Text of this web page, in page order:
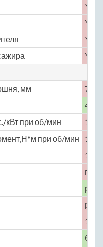
Yes
Yes
Yes
Yes
мм
77.4
4
кВт при об/мин
109
при об/мин
140
1497
10.5